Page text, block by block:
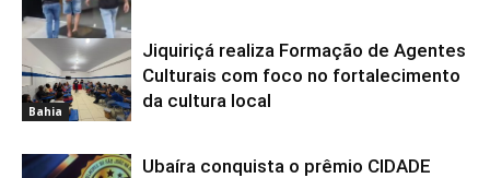
Bahia
Bahia
Jiquiriçá realiza Formação de Agentes
Culturais com foco no fortalecimento
da cultura local
Ubaíra conquista o prêmio CIDADE